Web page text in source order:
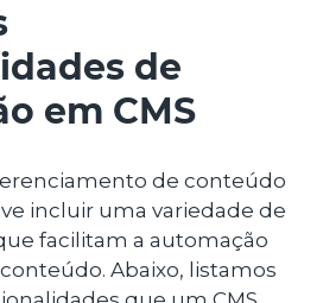
de
em CMS
de conteúdo
incluir uma variedade de
facilitam a automação
Abaixo, listamos